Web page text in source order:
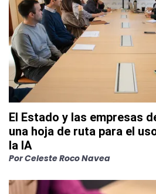
El Estado y las empresas
una hoja de ruta para el
la IA
PorCeleste Roco Navea